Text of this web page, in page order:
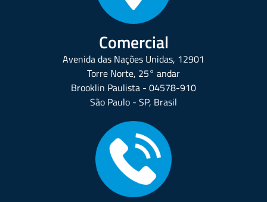
Comercial
Avenida das Nações Unidas, 12901
Torre Norte, 25° andar
Brooklin Paulista - 04578-910
São Paulo - SP, Brasil